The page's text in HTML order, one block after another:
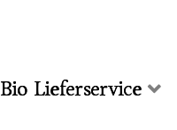
Bio Lieferservice